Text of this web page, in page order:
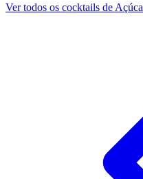
Ver todos os cocktails de